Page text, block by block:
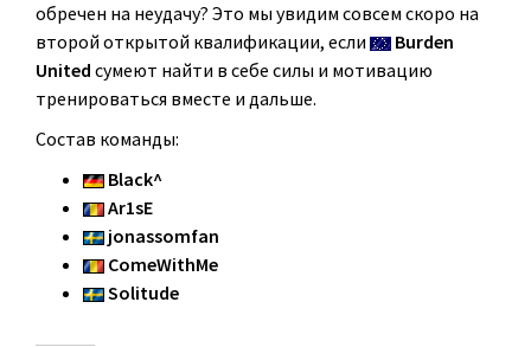
обречен на неудачу? Это мы увидим совсем скоро на
второй открытой квалификации, если
Burden
United сумеют найти в себе силы и мотивацию
тренироваться вместе и дальше.
Состав команды:
Black^
Ar1sE
jonassomfan
ComeWithMe
Solitude